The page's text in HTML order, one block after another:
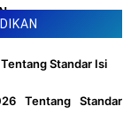
Standar Isi
Tentang Standar